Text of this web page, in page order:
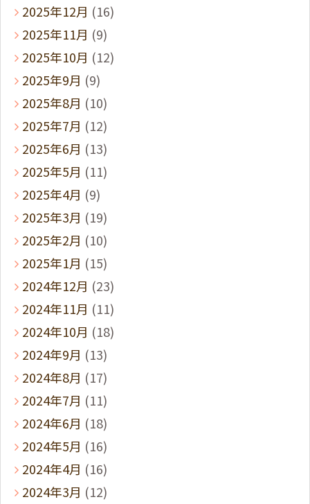
2025年12月 (16)
2025年11月 (9)
2025年10月 (12)
2025年9月 (9)
2025年8月 (10)
2025年7月 (12)
2025年6月 (13)
2025年5月 (11)
2025年4月 (9)
2025年3月 (19)
2025年2月 (10)
2025年1月 (15)
2024年12月 (23)
2024年11月 (11)
2024年10月 (18)
2024年9月 (13)
2024年8月 (17)
2024年7月 (11)
2024年6月 (18)
2024年5月 (16)
2024年4月 (16)
2024年3月 (12)